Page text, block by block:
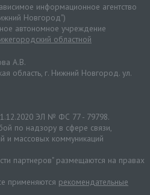
информационное агентство
Новгород")
автономное учреждение
областной
А.В.
область, г. Нижний Новгород. ул.
ЭЛ № ФС 77 - 79798.
по надзору в сфере связи,
и массовых коммуникаций
партнеров" размещаются на правах
применяются рекомендательные